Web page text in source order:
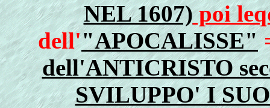
NEL 1607)poi
dell'"APOCALISSE"
dell'ANTICRISTO
SVILUPPO' I